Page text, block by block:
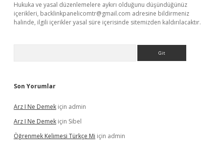
Hukuka ve yasal düzenlemelere aykırı olduğunu düşündüğünüz
içerikleri, backlinkpanelicomtr@gmail.com adresine bildirmeniz
halinde, ilgili içerikler yasal süre içerisinde sitemizden kaldırılacaktır.
Son Yorumlar
Arz I Ne Demek için admin
Arz I Ne Demek için Sibel
Öğrenmek Kelimesi Türkçe Mi için admin